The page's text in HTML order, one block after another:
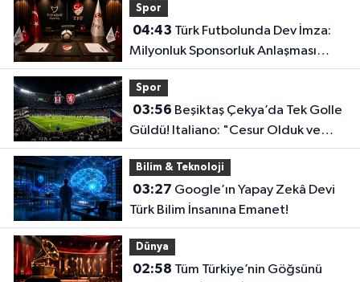
Spor
04:43
Milyonluk Sponsorluk Anlaşması
Uzatıldı!
Spor
03:56
Güldü! Italiano: "Cesur Olduk ve
Karşılığını Aldık"
Bilim & Teknoloji
03:27
Türk Bilim İnsanına Emanet!
Dünya
02:58